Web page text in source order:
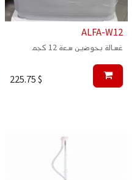
ALFA-W12
غسالة بحوضين سعة 12 كجم
$
225.75